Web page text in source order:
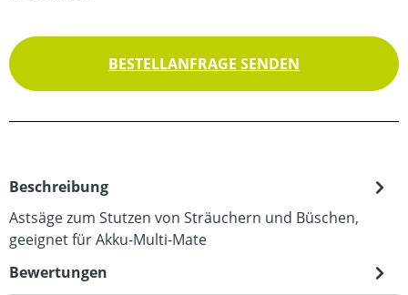
BESTELLANFRAGE SENDEN
Beschreibung
Astsäge zum Stutzen von Sträuchern und Büschen,
geeignet für Akku-Multi-Mate
Bewertungen